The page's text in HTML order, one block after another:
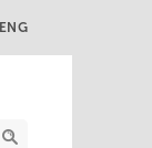
ENG